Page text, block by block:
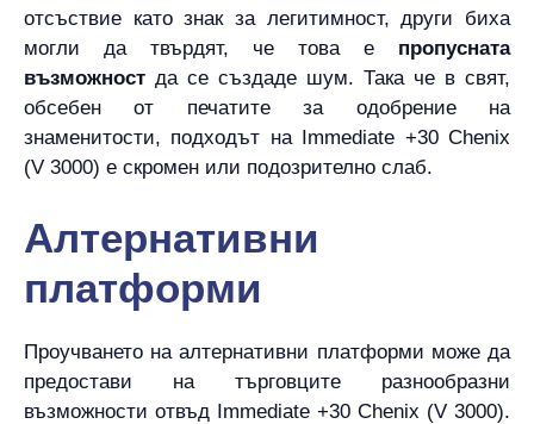
отсъствие като знак за легитимност, други биха
могли да твърдят, че това е пропусната
възможност да се създаде шум. Така че в свят,
обсебен от печатите за одобрение на
знаменитости, подходът на Immediate +30 Chenix
(V 3000) е скромен или подозрително слаб.
Алтернативни
платформи
Проучването на алтернативни платформи може да
предостави на търговците разнообразни
възможности отвъд Immediate +30 Chenix (V 3000).